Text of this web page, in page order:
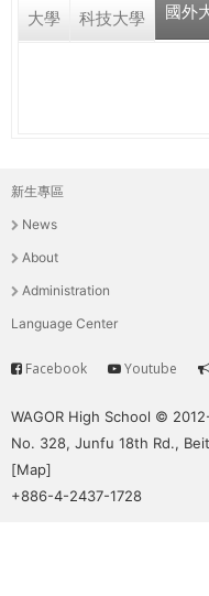
培
養
具
國
移
動
的
世
界
公
e
r
e
大學 科技大學 國外
主
選
單
新生專區
News
About
Administration
Language Center
Service
Facebook Youtube
WAGOR High School ©
No. 328, Junfu 18th Rd.,
[Map]
+886-4-2437-1728